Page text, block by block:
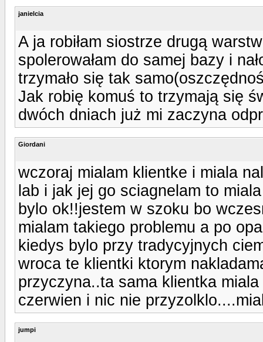
janielcia
A ja robiłam siostrze drugą
spolerowałam do samej bazy i
trzymało się tak
Jak robię komuś to trzymają się
dwóch dniach już mi zaczyna
Giordani
wczoraj mialam klientke i miala
lab i jak jej go sciagnelam to
bylo ok!!jestem w szoku bo
mialam takiego problemu a po
kiedys bylo przy tradycyjnych
wroca te klientki ktorym
przyczyna..ta sama klientka
czerwien i nic nie
jumpi